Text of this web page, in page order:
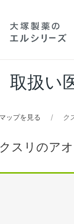
取扱い
マップを見る ク
クスリのア